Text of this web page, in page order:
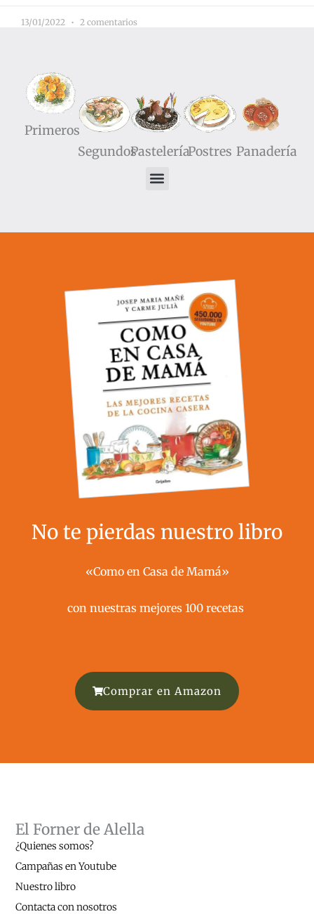
13/01/2022 2 comentarios
Primeros
SegundosPasteleríaPostres Panadería
No te pierdas nuestro libro
«Como en Casa de Mamá»
con nuestras mejores 100 recetas ​
Comprar en Amazon
El Forner de Alella
¿Quienes somos?
Campañas en Youtube
Nuestro libro
Contacta con nosotros